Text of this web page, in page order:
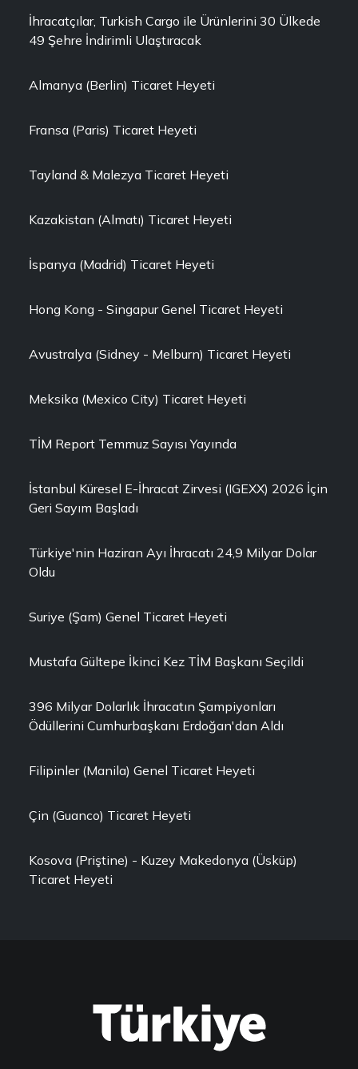
İhracatçılar, Turkish Cargo ile Ürünlerini 30 Ülkede
49 Şehre İndirimli Ulaştıracak
Almanya (Berlin) Ticaret Heyeti
Fransa (Paris) Ticaret Heyeti
Tayland & Malezya Ticaret Heyeti
Kazakistan (Almatı) Ticaret Heyeti
İspanya (Madrid) Ticaret Heyeti
Hong Kong - Singapur Genel Ticaret Heyeti
Avustralya (Sidney - Melburn) Ticaret Heyeti
Meksika (Mexico City) Ticaret Heyeti
TİM Report Temmuz Sayısı Yayında
İstanbul Küresel E-İhracat Zirvesi (IGEXX) 2026 İçin
Geri Sayım Başladı
Türkiye'nin Haziran Ayı İhracatı 24,9 Milyar Dolar
Oldu
Suriye (Şam) Genel Ticaret Heyeti
Mustafa Gültepe İkinci Kez TİM Başkanı Seçildi
396 Milyar Dolarlık İhracatın Şampiyonları
Ödüllerini Cumhurbaşkanı Erdoğan'dan Aldı
Filipinler (Manila) Genel Ticaret Heyeti
Çin (Guanco) Ticaret Heyeti
Kosova (Priştine) - Kuzey Makedonya (Üsküp)
Ticaret Heyeti